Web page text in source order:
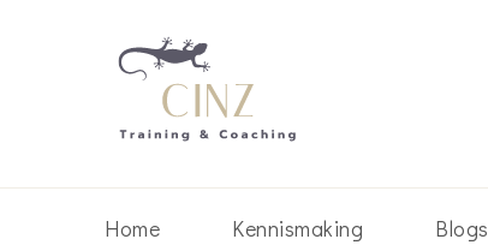
Home Kennismaking Blogs